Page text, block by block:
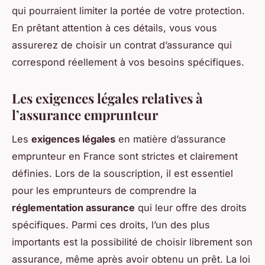
qui pourraient limiter la portée de votre protection.
En prêtant attention à ces détails, vous vous
assurerez de choisir un contrat d’assurance qui
correspond réellement à vos besoins spécifiques.
Les exigences légales relatives à
l’assurance emprunteur
Les exigences légales en matière d’assurance
emprunteur en France sont strictes et clairement
définies. Lors de la souscription, il est essentiel
pour les emprunteurs de comprendre la
réglementation assurance qui leur offre des droits
spécifiques. Parmi ces droits, l’un des plus
importants est la possibilité de choisir librement son
assurance, même après avoir obtenu un prêt. La loi